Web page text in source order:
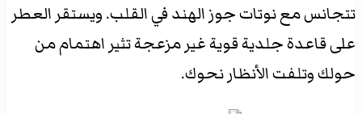
تتجانس مع نوتات جوز الهند في القلب. ويستقر العطر
على قاعدة جلدية قوية غير مزعجة تثير اهتمام من
حولك وتلفت الأنظار نحوك.